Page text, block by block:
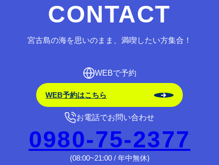
CONTACT
宮古島の海を思いのまま、満喫したい方集合！
WEBで予約
WEB予約はこちら
お電話でお問い合わせ
0980-75-2377
(08:00~21:00 / 年中無休)